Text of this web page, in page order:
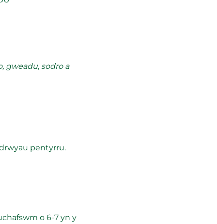
gweadu, sodro a
pentyrru.
o 6-7 yn y